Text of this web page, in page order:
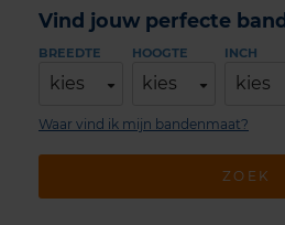
Vind jouw perfecte band
BREEDTE
kies
HOOGTE
kies
INCH
kies
ZOEK
Waar vind ik mijn bandenmaat?